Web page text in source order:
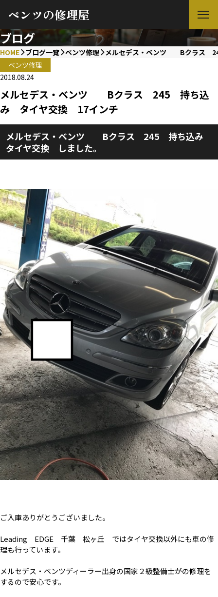
ベンツの修理屋
ブログ
HOME ブログ一覧 ベンツ修理
メルセデス・ベンツ Bクラス
ベンツ修理
2018.08.24
メルセデス・ベンツ Bクラス 245 持ち込
み タイヤ交換 17インチ
メルセデス・ベンツ Bクラス 245 持ち込み
タイヤ交換 しました。
ご入庫ありがとうございました。
Leading EDGE 千葉 松ヶ丘 ではタイヤ交換以外にも車の修
理も行っています。
メルセデス・ベンツディーラー出身の国家２級整備士がの修理を
するので安心です。